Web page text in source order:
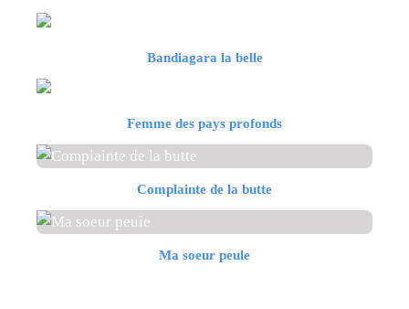
Bandiagara la belle
Femme des pays profonds
Complainte de la butte
Ma soeur peule